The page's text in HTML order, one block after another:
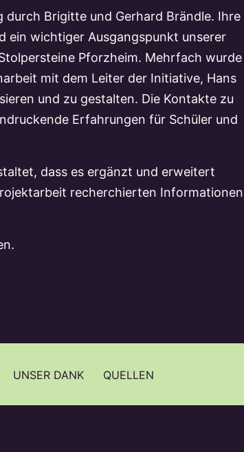
Brigitte und Gerhard Brändle. Ihre
ein wichtiger Ausgangspunkt unserer
Pforzheim. Mehrfach wurde
mit dem Leiter der Initiative, Hans
und zu gestalten. Die Kontakte zu
Erfahrungen für Schüler und
dass es ergänzt und erweitert
recherchierten Informationen
UNSER DANK QUELLEN